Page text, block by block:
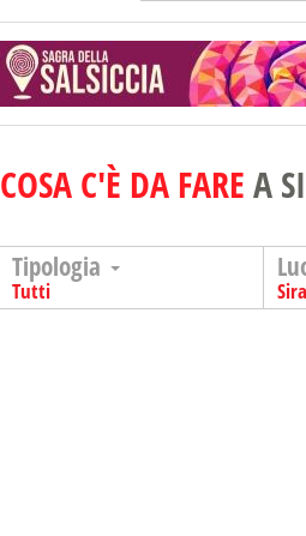
COSA C'È DA FAREA
Tipologia
Tutti